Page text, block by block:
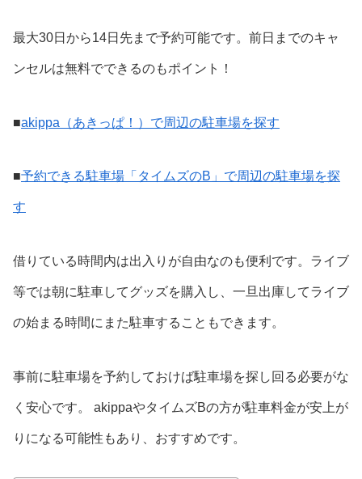
最大30日から14日先まで予約可能です。前日までのキャ
ンセルは無料でできるのもポイント！
■akippa（あきっぱ！）で周辺の駐車場を探す
■予約できる駐車場「タイムズのB」で周辺の駐車場を探
す
借りている時間内は出入りが自由なのも便利です。ライブ
等では朝に駐車してグッズを購入し、一旦出庫してライブ
の始まる時間にまた駐車することもできます。
事前に駐車場を予約しておけば駐車場を探し回る必要がな
く安心です。 akippaやタイムズBの方が駐車料金が安上が
りになる可能性もあり、おすすめです。